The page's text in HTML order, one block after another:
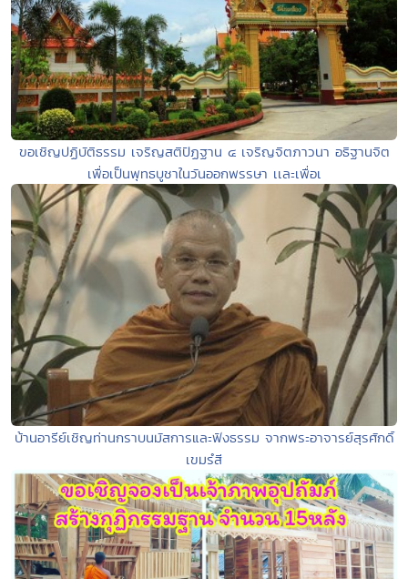
ขอเชิญปฏิบัติธรรม เจริญสติปัฏฐาน ๔ เจริญจิตภาวนา อธิฐานจิต
เพื่อเป็นพุทธบูชาในวันออกพรรษา เเละเพื่อเ
บ้านอารีย์เชิญท่านกราบนมัสการและฟังธรรม จากพระอาจารย์สุรศักดิ์
เขมรํสี